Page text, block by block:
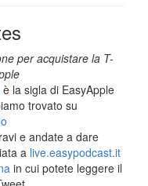
per acquistare la T-
è la sigla di EasyApple
trovato su
e andate a dare
a live.easypodcast.it
in cui potete leggere il